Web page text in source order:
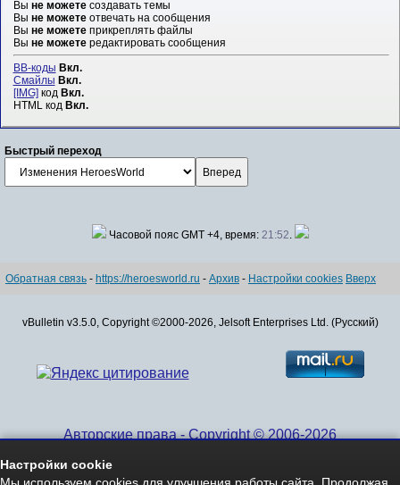
Вы не можетесоздавать темы
Вы не можетеотвечать на сообщения
Вы не можетеприкреплять файлы
Вы не можетередактировать сообщения
BB-коды Вкл.
Смайлы Вкл.
[IMG]код Вкл.
HTML код Вкл.
Быстрый переход
Часовой пояс GMT +4, время: 21:52.
Обратная связь - https://heroesworld.ru - Архив - Настройки cookies Вверх
vBulletin v3.5.0, Copyright ©2000-2026, Jelsoft Enterprises Ltd. (Русский)
Авторские права - Copyright © 2006-2026
Настройки cookie
Мы используем cookies для улучшения работы сайта. Продолжая